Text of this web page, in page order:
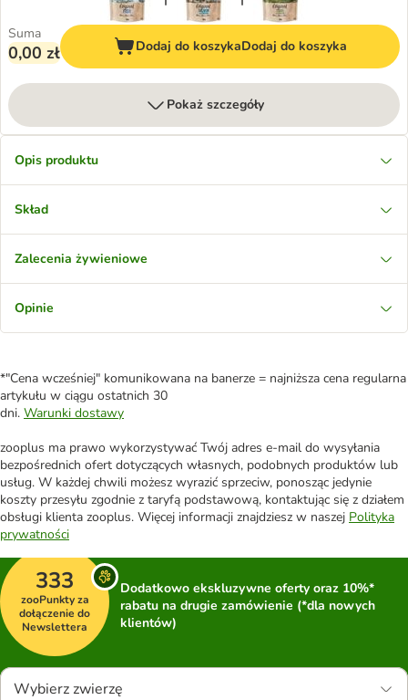
Suma
0,00 zł Dodaj do koszykaDodaj do koszyka
Pokaż szczegóły
Opis produktu
Skład
Zalecenia żywieniowe
Opinie
*"Cena wcześniej" komunikowana na banerze = najniższa cena regularna
artykułu w ciągu ostatnich 30
dni. Warunki dostawy
zooplus ma prawo wykorzystywać Twój adres e-mail do wysyłania
bezpośrednich ofert dotyczących własnych, podobnych produktów lub
usług. W każdej chwili możesz wyrazić sprzeciw, ponosząc jedynie
koszty przesyłu zgodnie z taryfą podstawową, kontaktując się z działem
obsługi klienta zooplus. Więcej informacji znajdziesz w naszej Polityka
prywatności
333
zooPunkty za
dołączenie do
Newslettera
Dodatkowo ekskluzywne oferty oraz 10%*
rabatu na drugie zamówienie (*dla nowych
klientów)
Wybierz zwierzę